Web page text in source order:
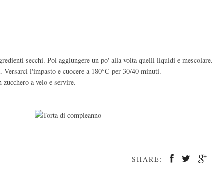
secchi. Poi aggiungere un po' alla volta quelli liquidi e mescolare.
l'impasto e cuocere a 180°C per 30/40 minuti.
a velo e servire.
SHARE: